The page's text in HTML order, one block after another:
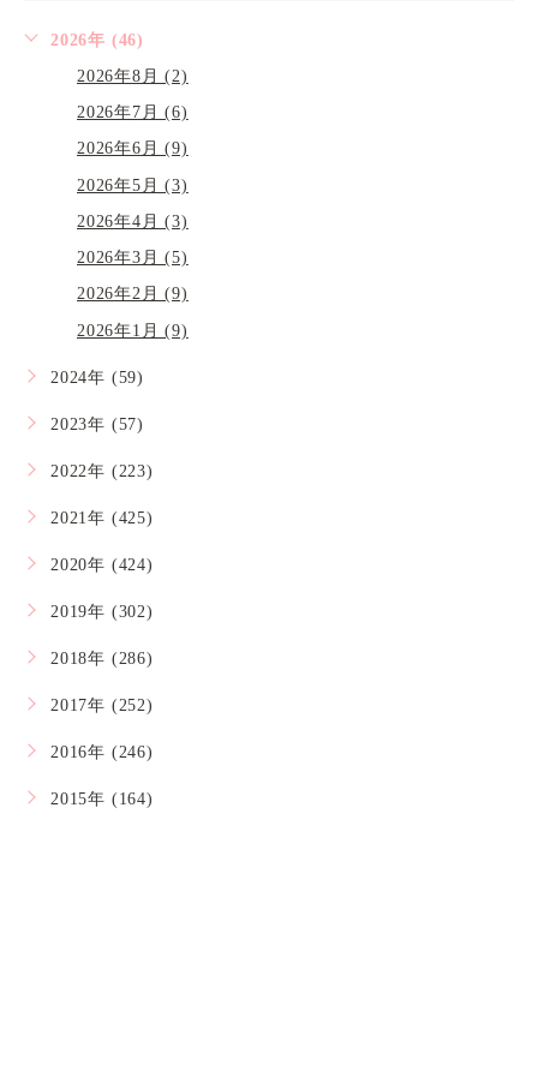
2026年 (46)
2026年8月 (2)
2026年7月 (6)
2026年6月 (9)
2026年5月 (3)
2026年4月 (3)
2026年3月 (5)
2026年2月 (9)
2026年1月 (9)
2024年 (59)
2023年 (57)
2022年 (223)
2021年 (425)
2020年 (424)
2019年 (302)
2018年 (286)
2017年 (252)
2016年 (246)
2015年 (164)